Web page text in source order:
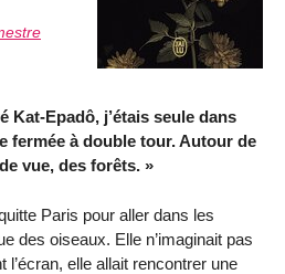
Kat-Epadô, j’étais seule dans
fermée à double tour. Autour de
vue, des forêts. »
Paris pour aller dans les
des oiseaux. Elle n’imaginait pas
elle allait rencontrer une